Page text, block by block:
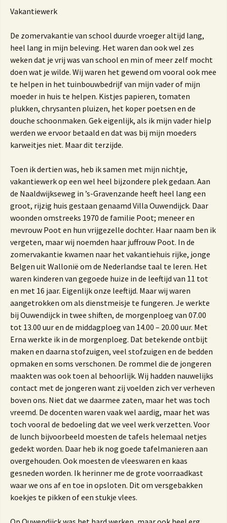
Vakantiewerk
De zomervakantie van school duurde vroeger altijd lang,
heel lang in mijn beleving. Het waren dan ook wel zes
weken dat je vrij was van school en min of meer zelf mocht
doen wat je wilde. Wij waren het gewend om vooral ook mee
te helpen in het tuinbouwbedrijf van mijn vader of mijn
moeder in huis te helpen. Kistjes papieren, tomaten
plukken, chrysanten pluizen, het koper poetsen en de
douche schoonmaken. Gek eigenlijk, als ik mijn vader hielp
werden we ervoor betaald en dat was bij mijn moeders
karweitjes niet. Maar dit terzijde.
Toen ik dertien was, heb ik samen met mijn nichtje,
vakantiewerk op een wel heel bijzondere plek gedaan. Aan
de Naaldwijkseweg in ’s-Gravenzande heeft heel lang een
groot, rijzig huis gestaan genaamd Villa Ouwendijck. Daar
woonden omstreeks 1970 de familie Poot; meneer en
mevrouw Poot en hun vrijgezelle dochter. Haar naam ben ik
vergeten, maar wij noemden haar juffrouw Poot. In de
zomervakantie kwamen naar het vakantiehuis rijke, jonge
Belgen uit Wallonië om de Nederlandse taal te leren. Het
waren kinderen van gegoede huize in de leeftijd van 11 tot
en met 16 jaar. Eigenlijk onze leeftijd. Maar wij waren
aangetrokken om als dienstmeisje te fungeren. Je werkte
bij Ouwendijck in twee shiften, de morgenploeg van 07.00
tot 13.00 uur en de middagploeg van 14.00 – 20.00 uur. Met
Erna werkte ik in de morgenploeg. Dat betekende ontbijt
maken en daarna stofzuigen, veel stofzuigen en de bedden
opmaken en soms verschonen. De rommel die de jongeren
maakten was ook toen al behoorlijk. Wij hadden nauwelijks
contact met de jongeren want zij voelden zich ver verheven
boven ons. Niet dat we daarmee zaten, maar het was toch
vreemd. De docenten waren vaak wel aardig, maar het was
toch vooral de bedoeling dat we veel werk verzetten. Voor
de lunch bijvoorbeeld moesten de tafels helemaal netjes
gedekt worden. Daar heb ik nog goede tafelmanieren aan
overgehouden. Ook moesten de vleeswaren en kaas
gesneden worden. Ik herinner me de grote voorraadkast
waar we ons af en toe in opsloten. Dit om versgebakken
koekjes te pikken of een stukje vlees.